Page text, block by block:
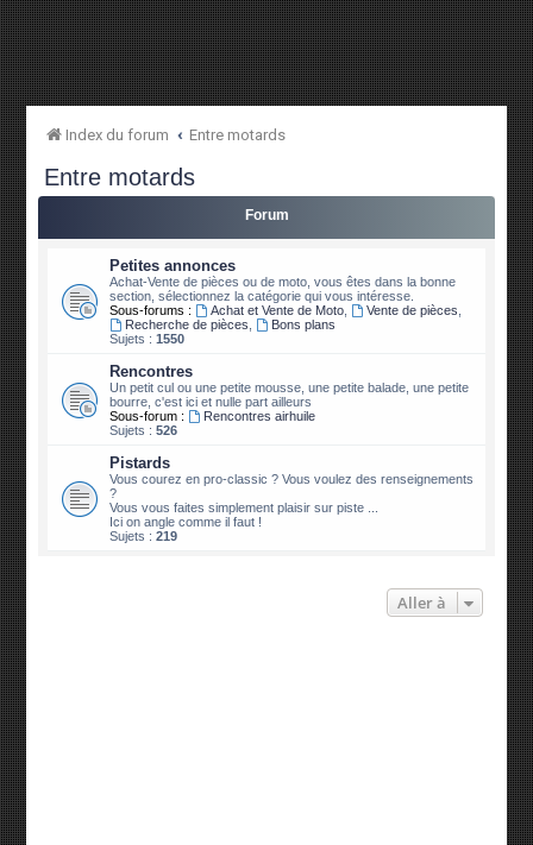
Index du forum Entre motards
Entre motards
Forum
Petites annonces
Achat-Vente de pièces ou de moto, vous êtes dans la bonne
section, sélectionnez la catégorie qui vous intéresse.
Sous-forums :
Achat et Vente de Moto Vente de pièces
Recherche de pièces
Bons plans
Sujets :1550
Rencontres
Un petit cul ou une petite mousse, une petite balade, une petite
bourre, c'est ici et nulle part ailleurs
Sous-forum :
Rencontres airhuile
Sujets :526
Pistards
Vous courez en pro-classic ? Vous voulez des renseignements
?
Vous vous faites simplement plaisir sur piste ...
Ici on angle comme il faut !
Sujets :219
Aller à